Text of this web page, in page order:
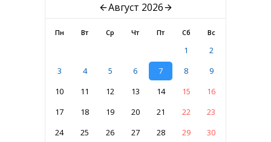
Август 2026
Пн Вт Ср Чт Пт Сб Вс
1
2
3
4 5 6 7 8
9
10
11 12 13 14 15
16
17
18 19 20 21 22
23
24
25 26 27 28 29
30